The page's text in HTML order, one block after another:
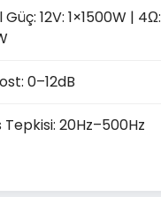
12V: 1×1500W | 4Ω:
0–12dB
20Hz–500Hz